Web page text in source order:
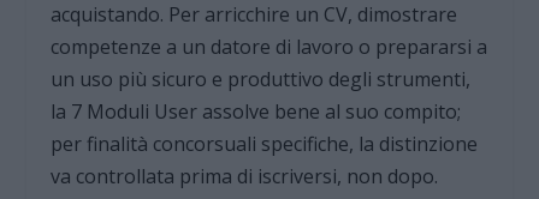
acquistando. Per arricchire un CV, dimostrare
competenze a un datore di lavoro o prepararsi a
un uso più sicuro e produttivo degli strumenti,
la 7 Moduli User assolve bene al suo compito;
per finalità concorsuali specifiche, la distinzione
va controllata prima di iscriversi, non dopo.